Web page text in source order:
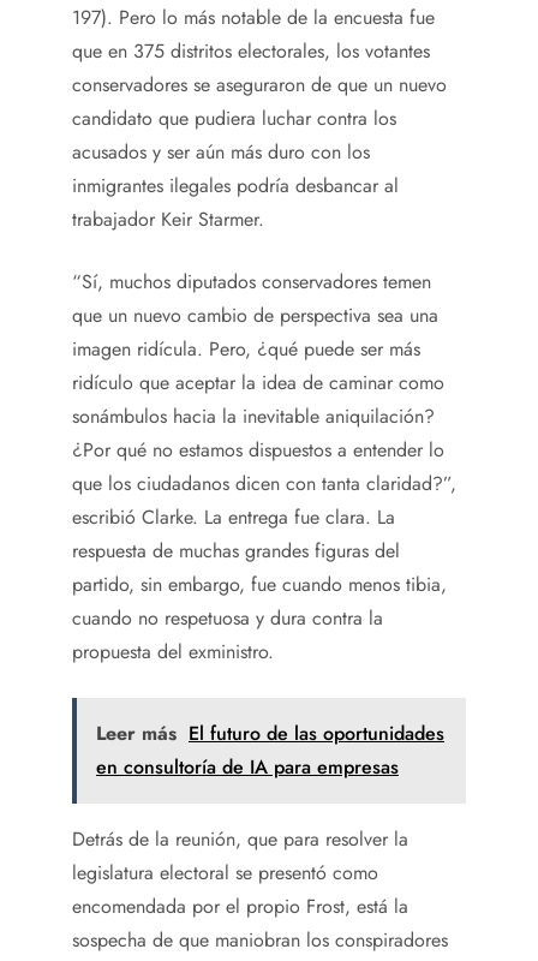
197). Pero lo más notable de la encuesta fue
que en 375 distritos electorales, los votantes
conservadores se aseguraron de que un nuevo
candidato que pudiera luchar contra los
acusados ​​y ser aún más duro con los
inmigrantes ilegales podría desbancar al
trabajador Keir Starmer.
“Sí, muchos diputados conservadores temen
que un nuevo cambio de perspectiva sea una
imagen ridícula. Pero, ¿qué puede ser más
ridículo que aceptar la idea de caminar como
sonámbulos hacia la inevitable aniquilación?
¿Por qué no estamos dispuestos a entender lo
que los ciudadanos dicen con tanta claridad?”,
escribió Clarke. La entrega fue clara. La
respuesta de muchas grandes figuras del
partido, sin embargo, fue cuando menos tibia,
cuando no respetuosa y dura contra la
propuesta del exministro.
Leer más El futuro de las oportunidades
en consultoría de IA para empresas
Detrás de la reunión, que para resolver la
legislatura electoral se presentó como
encomendada por el propio Frost, está la
sospecha de que maniobran los conspiradores